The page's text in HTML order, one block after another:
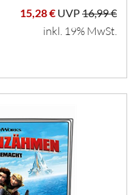
15,28 € UVP16,99 €
inkl. 19% MwSt.